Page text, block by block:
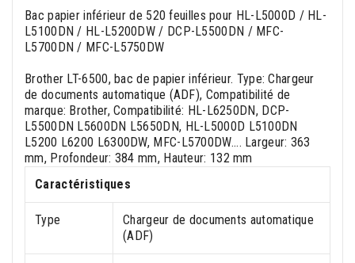
Bac papier inférieur de 520 feuilles pour HL-L5000D / HL-
L5100DN / HL-L5200DW / DCP-L5500DN / MFC-
L5700DN / MFC-L5750DW
Brother LT-6500, bac de papier inférieur. Type: Chargeur
de documents automatique (ADF), Compatibilité de
marque: Brother, Compatibilité: HL-L6250DN, DCP-
L5500DN L5600DN L5650DN, HL-L5000D L5100DN
L5200 L6200 L6300DW, MFC-L5700DW.... Largeur: 363
mm, Profondeur: 384 mm, Hauteur: 132 mm
Caractéristiques
Type
Chargeur de documents automatique
(ADF)